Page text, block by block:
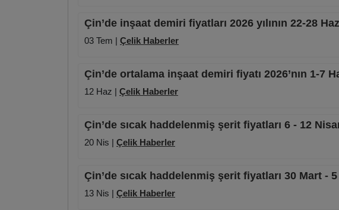
Çin’de inşaat demiri fiyatları 2026 yılının 22-28
03 Tem | Çelik Haberler
Çin’de ortalama inşaat demiri fiyatı 2026’nın 1-7
12 Haz | Çelik Haberler
Çin’de sıcak haddelenmiş şerit fiyatları 6 - 12
20 Nis | Çelik Haberler
Çin’de sıcak haddelenmiş şerit fiyatları 30 Mart -
13 Nis | Çelik Haberler